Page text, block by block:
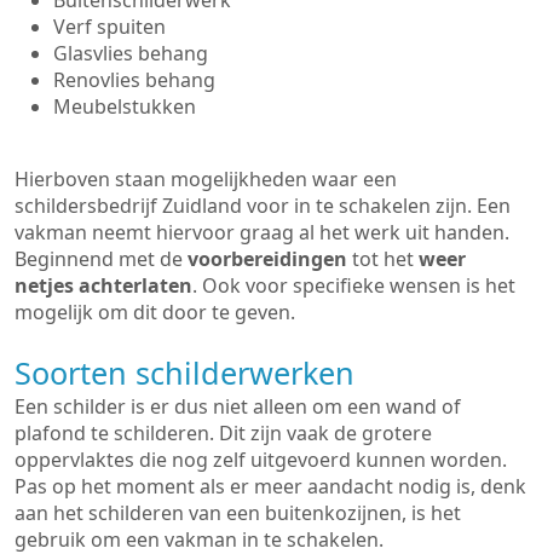
Verf spuiten
Glasvlies behang
Renovlies behang
Meubelstukken
Hierboven staan mogelijkheden waar een
schildersbedrijf Zuidland voor in te schakelen zijn. Een
vakman neemt hiervoor graag al het werk uit handen.
Beginnend met devoorbereidingen tot hetweer
netjes achterlaten. Ook voor specifieke wensen is het
mogelijk om dit door te geven.
Soorten schilderwerken
Een schilder is er dus niet alleen om een wand of
plafond te schilderen. Dit zijn vaak de grotere
oppervlaktes die nog zelf uitgevoerd kunnen worden.
Pas op het moment als er meer aandacht nodig is, denk
aan het schilderen van een buitenkozijnen, is het
gebruik om een vakman in te schakelen.